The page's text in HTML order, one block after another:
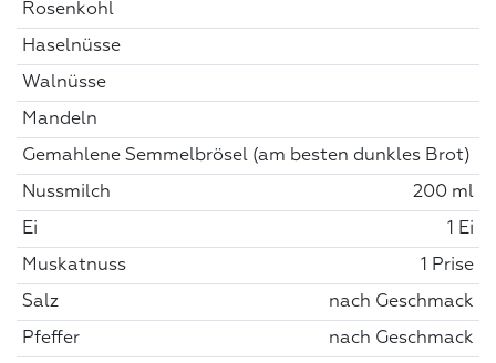
Rosenkohl
Haselnüsse
Walnüsse
Mandeln
Gemahlene Semmelbrösel (am besten dunkles Brot)
Nussmilch 200 ml
Ei 1 Ei
Muskatnuss 1 Prise
Salz nach Geschmack
Pfeffer nach Geschmack